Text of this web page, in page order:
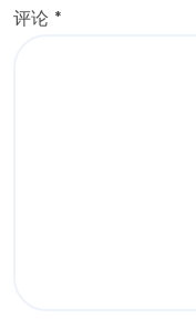
评论 *